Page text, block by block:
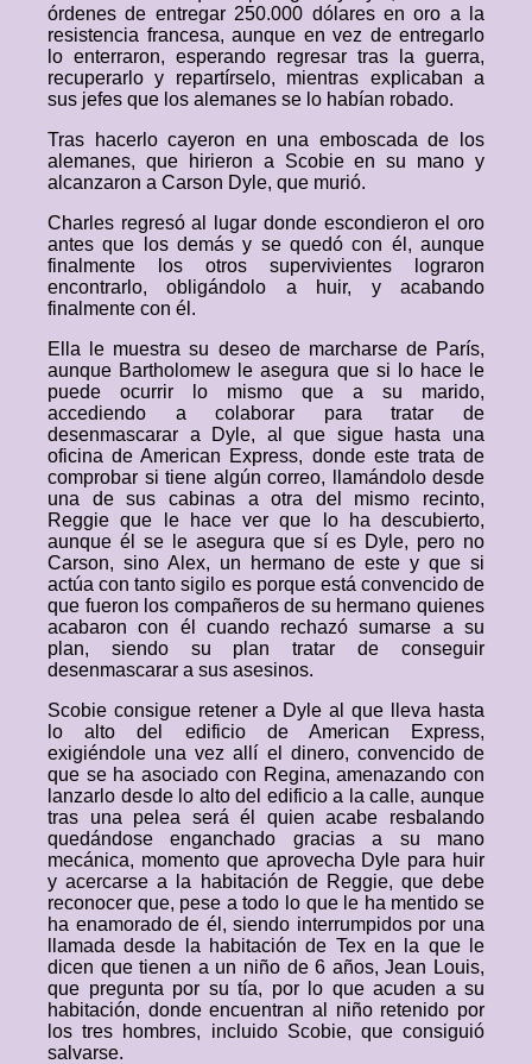
órdenes de entregar 250.000 dólares en oro a la
resistencia francesa, aunque en vez de entregarlo
lo enterraron, esperando regresar tras la guerra,
recuperarlo y repartírselo, mientras explicaban a
sus jefes que los alemanes se lo habían robado.
Tras hacerlo cayeron en una emboscada de los
alemanes, que hirieron a Scobie en su mano y
alcanzaron a Carson Dyle, que murió.
Charles regresó al lugar donde escondieron el oro
antes que los demás y se quedó con él, aunque
finalmente los otros supervivientes lograron
encontrarlo, obligándolo a huir, y acabando
finalmente con él.
Ella le muestra su deseo de marcharse de París,
aunque Bartholomew le asegura que si lo hace le
puede ocurrir lo mismo que a su marido,
accediendo a colaborar para tratar de
desenmascarar a Dyle, al que sigue hasta una
oficina de American Express, donde este trata de
comprobar si tiene algún correo, llamándolo desde
una de sus cabinas a otra del mismo recinto,
Reggie que le hace ver que lo ha descubierto,
aunque él se le asegura que sí es Dyle, pero no
Carson, sino Alex, un hermano de este y que si
actúa con tanto sigilo es porque está convencido de
que fueron los compañeros de su hermano quienes
acabaron con él cuando rechazó sumarse a su
plan, siendo su plan tratar de conseguir
desenmascarar a sus asesinos.
Scobie consigue retener a Dyle al que lleva hasta
lo alto del edificio de American Express,
exigiéndole una vez allí el dinero, convencido de
que se ha asociado con Regina, amenazando con
lanzarlo desde lo alto del edificio a la calle, aunque
tras una pelea será él quien acabe resbalando
quedándose enganchado gracias a su mano
mecánica, momento que aprovecha Dyle para huir
y acercarse a la habitación de Reggie, que debe
reconocer que, pese a todo lo que le ha mentido se
ha enamorado de él, siendo interrumpidos por una
llamada desde la habitación de Tex en la que le
dicen que tienen a un niño de 6 años, Jean Louis,
que pregunta por su tía, por lo que acuden a su
habitación, donde encuentran al niño retenido por
los tres hombres, incluido Scobie, que consiguió
salvarse.